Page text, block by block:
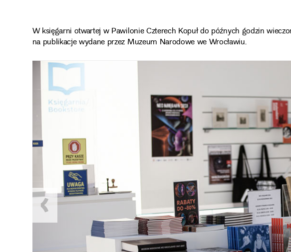
W księgarni otwartej w Pawilonie Czterech Kopuł do późnych godzin
na publikacje wydane przez Muzeum Narodowe we Wrocławiu.